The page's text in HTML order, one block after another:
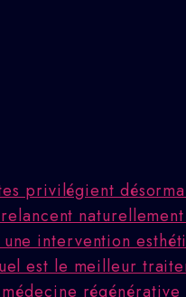
privilégient
intervention
est le meilleur
régénérative